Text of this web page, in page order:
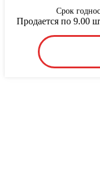
Срок
Продается по 9.00